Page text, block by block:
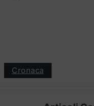
Cronaca